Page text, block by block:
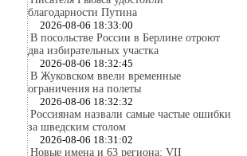
благодарности Путина
2026-08-06 18:33:00
В посольстве России в Берлине отроют
два избирательных участка
2026-08-06 18:32:45
В Жуковском ввели временные
ограничения на полеты
2026-08-06 18:32:32
Россиянам назвали самые частые ошибки
за шведским столом
2026-08-06 18:31:02
Новые имена и 63 региона: VII